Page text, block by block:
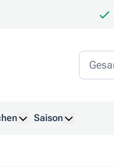
Saison